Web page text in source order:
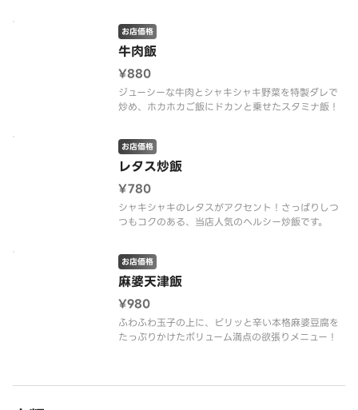
牛肉飯
お店価格
¥880
ジューシーな牛肉とシャキシャキ野菜を特製ダレで
炒め、ホカホカご飯にドカンと乗せたスタミナ飯！
レタス炒飯
お店価格
¥780
シャキシャキのレタスがアクセント！さっぱりしつ
つもコクのある、当店人気のヘルシー炒飯です。
麻婆天津飯
お店価格
¥980
ふわふわ玉子の上に、ピリッと辛い本格麻婆豆腐を
たっぷりかけたボリューム満点の欲張りメニュー！